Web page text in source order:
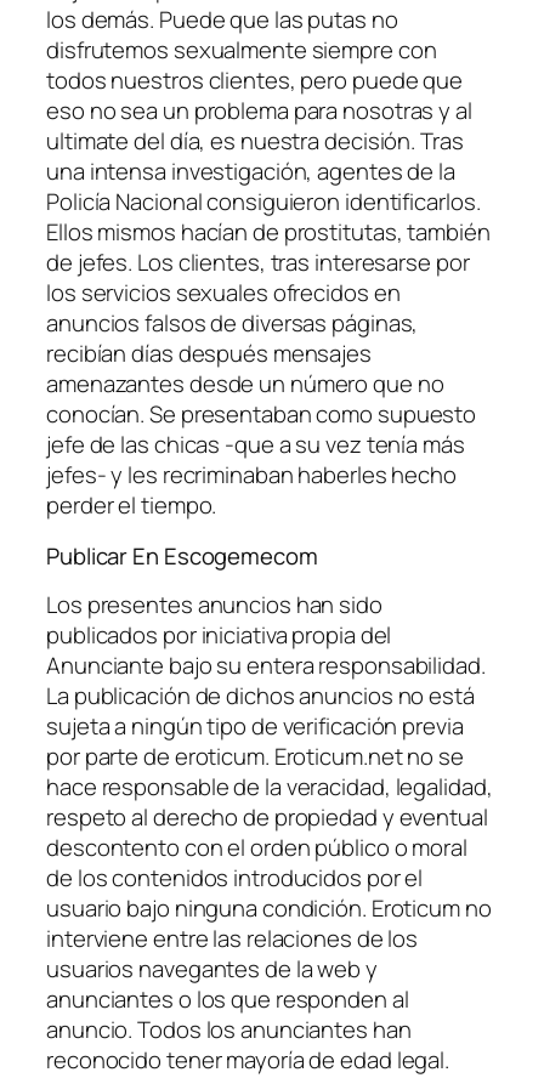
los demás. Puede que las putas no
disfrutemos sexualmente siempre con
todos nuestros clientes, pero puede que
eso no sea un problema para nosotras y al
ultimate del día, es nuestra decisión. Tras
una intensa investigación, agentes de la
Policía Nacional consiguieron identificarlos.
Ellos mismos hacían de prostitutas, también
de jefes. Los clientes, tras interesarse por
los servicios sexuales ofrecidos en
anuncios falsos de diversas páginas,
recibían días después mensajes
amenazantes desde un número que no
conocían. Se presentaban como supuesto
jefe de las chicas -que a su vez tenía más
jefes- y les recriminaban haberles hecho
perder el tiempo.
Publicar En Escogemecom
Los presentes anuncios han sido
publicados por iniciativa propia del
Anunciante bajo su entera responsabilidad.
La publicación de dichos anuncios no está
sujeta a ningún tipo de verificación previa
por parte de eroticum. Eroticum.net no se
hace responsable de la veracidad, legalidad,
respeto al derecho de propiedad y eventual
descontento con el orden público o moral
de los contenidos introducidos por el
usuario bajo ninguna condición. Eroticum no
interviene entre las relaciones de los
usuarios navegantes de la web y
anunciantes o los que responden al
anuncio. Todos los anunciantes han
reconocido tener mayoría de edad legal.